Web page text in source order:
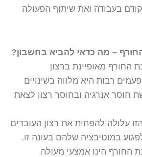
בעבודה ואת שיתוף הפעולה
– מה כדאי להביא בחשבון?
החורף מאופיינת ברצון
רבות היא מלווה בשינויים
חוסר אנרגיה ובחוסר רצון לצאת
עלולה להפחית את רצון העובדים
במוטיבציה שלהם בעונה זו.
החורף הינו אמצעי מעולה